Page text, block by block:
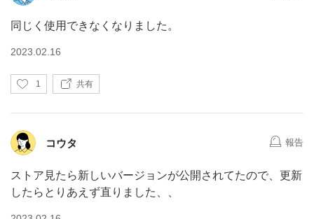
同じく使用できなくなりました。
2023.02.16
い
1 共有
コウタ 報告
ストア見たら新しいバージョンが公開されてたので、更新
したらとりあえず直りました、、